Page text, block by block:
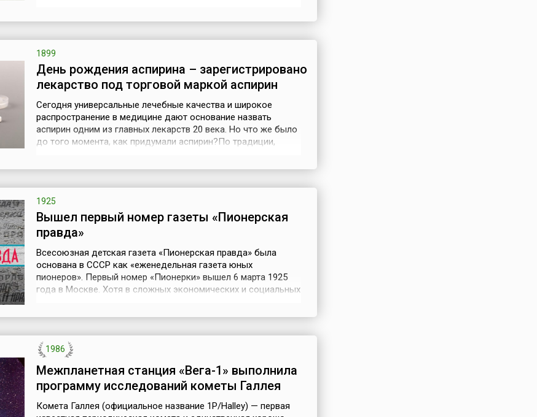
года на поиски юго-западного ...
1899
День рождения аспирина – зарегистрировано
лекарство под торговой маркой аспирин
Сегодня универсальные лечебные качества и широкое
распространение в медицине дают основание назвать
аспирин одним из главных лекарств 20 века. Но что же было
до того момента, как придумали аспирин?По традиции,
инфекционные болезни и подагру, ее и...
1925
Вышел первый номер газеты «Пионерская
правда»
Всесоюзная детская газета «Пионерская правда» была
основана в СССР как «еженедельная газета юных
пионеров». Первый номер «Пионерки» вышел 6 марта 1925
года в Москве. Хотя в сложных экономических и социальных
– Мария Ульянова, но «Пионер...
1986
Межпланетная станция «Вега-1» выполнила
программу исследований кометы Галлея
Комета Галлея (официальное название 1P/Halley) — первая